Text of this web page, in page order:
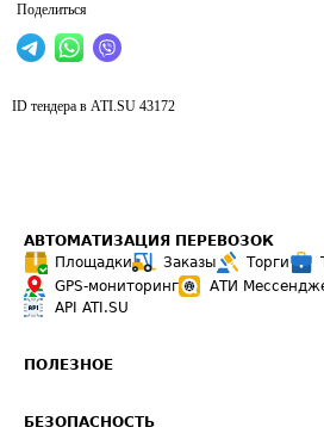
Поделиться
ID тендера в ATI.SU 43172
АВТОМАТИЗАЦИЯ ПЕРЕВОЗОК
Площадки
Заказы Торги
GPS-мониторинг
АТИ
API ATI.SU
ПОЛЕЗНОЕ
БЕЗОПАСНОСТЬ